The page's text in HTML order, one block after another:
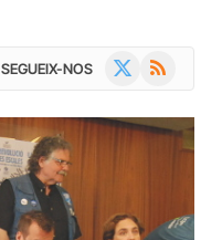
SEGUEIX-NOS RSS